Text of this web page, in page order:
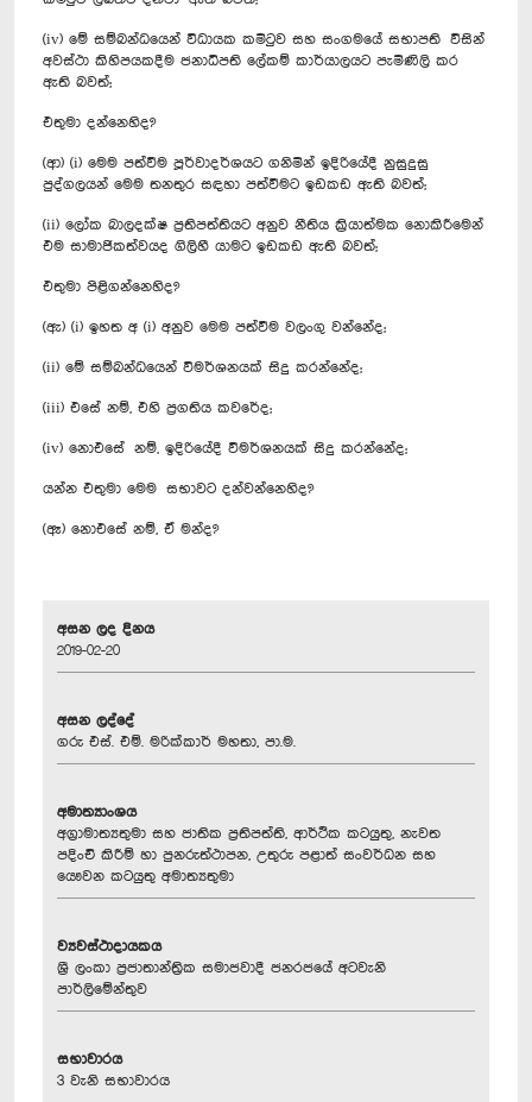
(iv) මේ සම්බන්ධයෙන් විධායක කමිටුව සහ සංගමයේ සභාපති විසින්
අවස්ථා කිහිපයකදීම ජනාධිපති ලේකම් කාර්යාලයට පැමිණිලි කර
ඇති බවත්;
එතුමා දන්නෙහිද?
(ආ) (i) මෙම පත්වීම පූර්වාදර්ශයට ගනිමින් ඉදිරියේදී නුසුදුසු
පුද්ගලයන් මෙම තනතුර සඳහා පත්වීමට ඉඩකඩ ඇති බවත්;
(ii) ලෝක බාලදක්ෂ ප්‍රතිපත්තියට අනුව නීතිය ක්‍රියාත්මක නොකිරීමෙන්
එම සාමාජිකත්වයද ගිලිහී යාමට ඉඩකඩ ඇති බවත්;
එතුමා පිළිගන්නෙහිද?
(ඇ) (i) ඉහත අ (i) අනුව මෙම පත්වීම වලංගු වන්නේද;
(ii) මේ සම්බන්ධයෙන් විමර්ශනයක් සිදු කරන්නේද;
(iii) එසේ නම්, එහි ප්‍රගතිය කවරේද;
(iv) නොඑසේ නම්, ඉදිරියේදී විමර්ශනයක් සිදු කරන්නේද;
යන්න එතුමා මෙම සභාවට දන්වන්නෙහිද?
(ඈ) නොඑසේ නම්, ඒ මන්ද?
අසන ලද දිනය
2019-02-20
අසන ලද්දේ
ගරු එස්. එම්. මරික්කාර් මහතා, පා.ම.
අමාත්‍යාංශය
අග්‍රාමාත්‍යතුමා සහ ජාතික ප්‍රතිපත්ති, ආර්ථික කටයුතු, නැවත
පදිංචි කිරීම් හා පුනරුත්ථාපන, උතුරු පළාත් සංවර්ධන සහ
යෞවන කටයුතු අමාත්‍යතුමා
ව්‍යවස්ථාදායකය
ශ්‍රී ලංකා ප්‍රජාතාන්ත්‍රික සමාජවාදී ජනරජයේ අටවැනි
පාර්ලිමේන්තුව
සභාවාරය
3 වැනි සභාවාරය